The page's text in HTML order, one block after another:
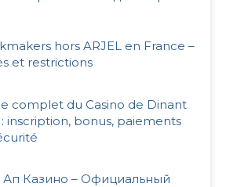
hors ARJEL en France –
et restrictions
complet du Casino de Dinant
inscription, bonus, paiements
Казино – Официальный